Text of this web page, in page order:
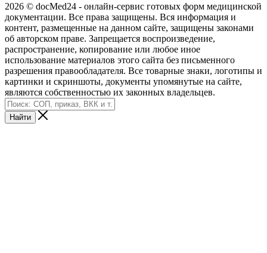
2026 © docMed24 - онлайн-сервис готовых форм медицинской
документации. Все права защищены. Вся информация и
контент, размещенные на данном сайте, защищены законами
об авторском праве. Запрещается воспроизведение,
распространение, копирование или любое иное
использование материалов этого сайта без письменного
разрешения правообладателя. Все товарные знаки, логотипы и
картинки и скриншоты, документы упомянутые на сайте,
являются собственностью их законных владельцев.
Найти